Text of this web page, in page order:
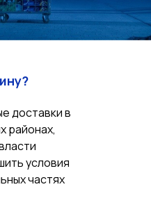
доставки в
районах,
условия
частях